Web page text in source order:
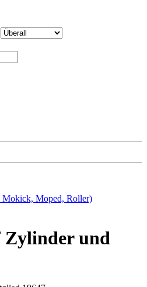
Mokick, Moped, Roller)
Zylinder und